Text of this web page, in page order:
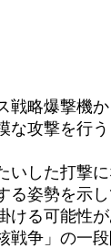
略爆撃機
攻撃を行
した打撃
姿勢を示
ける可能性
争」の一